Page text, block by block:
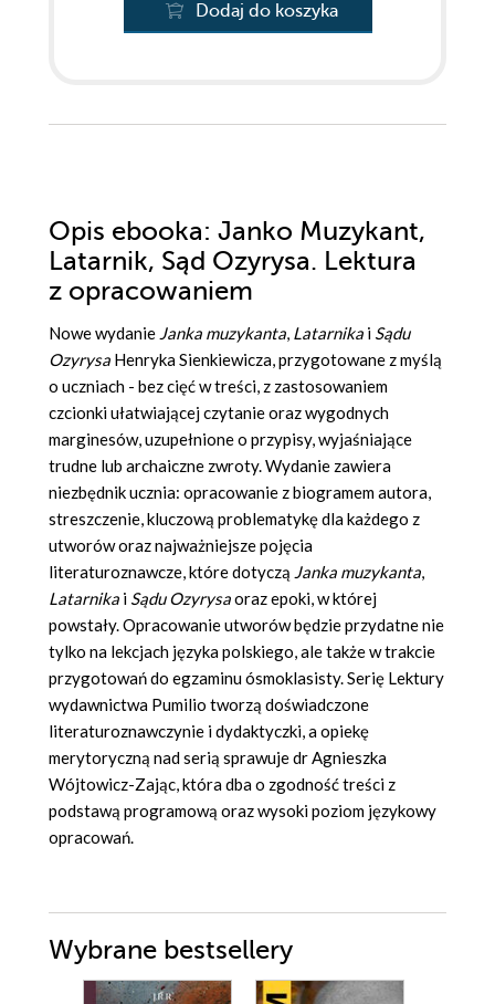
Dodaj do koszyka
Opis ebooka: Janko Muzykant,
Latarnik, Sąd Ozyrysa. Lektura
z opracowaniem
Nowe wydanie Janka muzykanta, Latarnika i Sądu
Ozyrysa Henryka Sienkiewicza, przygotowane z myślą
o uczniach - bez cięć w treści, z zastosowaniem
czcionki ułatwiającej czytanie oraz wygodnych
marginesów, uzupełnione o przypisy, wyjaśniające
trudne lub archaiczne zwroty. Wydanie zawiera
niezbędnik ucznia: opracowanie z biogramem autora,
streszczenie, kluczową problematykę dla każdego z
utworów oraz najważniejsze pojęcia
literaturoznawcze, które dotyczą Janka muzykanta,
Latarnika i Sądu Ozyrysaoraz epoki, w której
powstały. Opracowanie utworów będzie przydatne nie
tylko na lekcjach języka polskiego, ale także w trakcie
przygotowań do egzaminu ósmoklasisty. Serię Lektury
wydawnictwa Pumilio tworzą doświadczone
literaturoznawczynie i dydaktyczki, a opiekę
merytoryczną nad serią sprawuje dr Agnieszka
Wójtowicz-Zając, która dba o zgodność treści z
podstawą programową oraz wysoki poziom językowy
opracowań.
Wybrane bestsellery